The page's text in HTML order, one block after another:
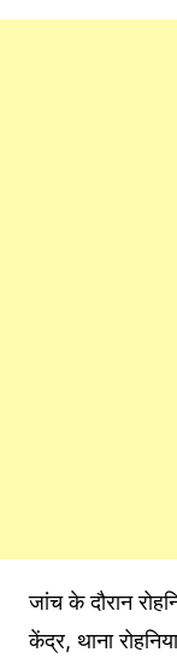
जांच के दौरान
केंद्र, थाना